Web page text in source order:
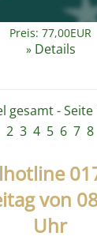
Preis: 77,00EUR
» Details
gesamt - Seite
2 3 4 5 6 7 8
von
Uhr